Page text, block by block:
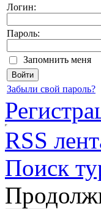
Логин:
Пароль:
Запомнить меня
Забыли свой пароль?
RSS
Поиск